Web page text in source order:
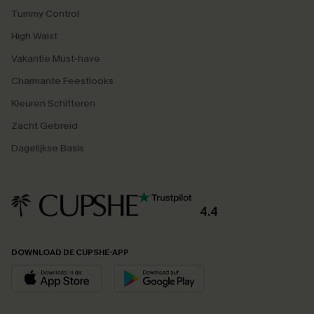
Tummy Control
High Waist
Vakantie Must-have
Charmante Feestlooks
Kleuren Schitteren
Zacht Gebreid
Dagelijkse Basis
4.4
DOWNLOAD DE CUPSHE-APP